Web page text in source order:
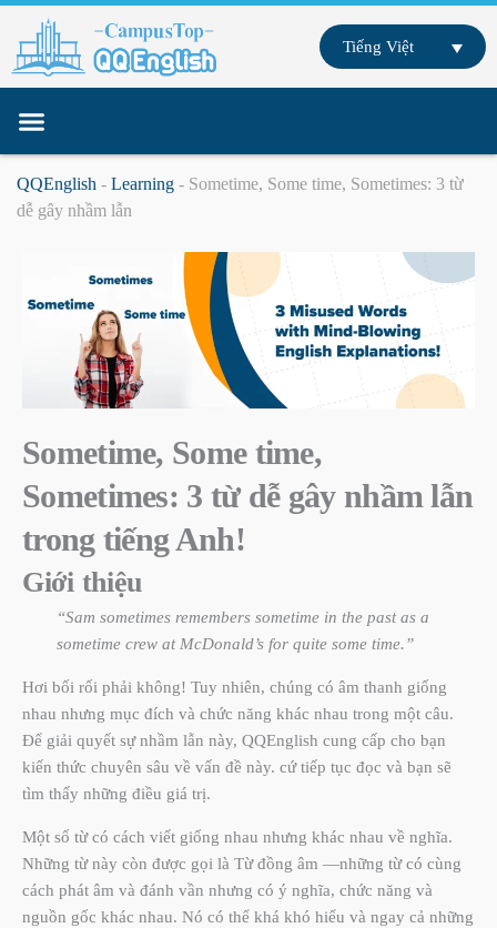
content
Tiếng Việt
QQEnglish - Learning - Sometime, Some time, Sometimes: 3 từ
dễ gây nhầm lẫn
Sometime, Some time,
Sometimes: 3 từ dễ gây nhầm lẫn
trong tiếng Anh!
Giới thiệu
“Sam sometimes remembers sometime in the past as a
sometime crew at McDonald’s for quite some time.”
Hơi bối rối phải không! Tuy nhiên, chúng có âm thanh giống
nhau nhưng mục đích và chức năng khác nhau trong một câu.
Để giải quyết sự nhầm lẫn này, QQEnglish cung cấp cho bạn
kiến thức chuyên sâu về vấn đề này. cứ tiếp tục đọc và bạn sẽ
tìm thấy những điều giá trị.
Một số từ có cách viết giống nhau nhưng khác nhau về nghĩa.
Những từ này còn được gọi là Từ đồng âm —những từ có cùng
cách phát âm và đánh vần nhưng có ý nghĩa, chức năng và
nguồn gốc khác nhau. Nó có thể khá khó hiểu và ngay cả những